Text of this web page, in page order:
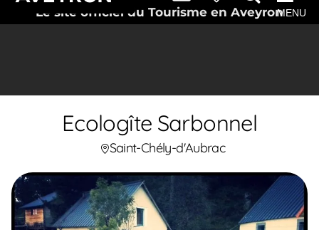
Le site officiel du Tourisme en AveyronMENU
Ecologîte Sarbonnel
Saint-Chély-d'Aubrac